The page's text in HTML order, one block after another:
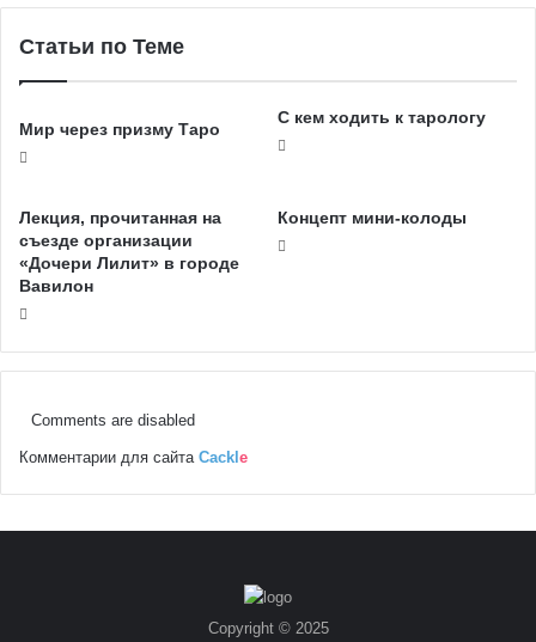
Статьи по Теме
Мир через призму Таро
С кем ходить к тарологу
Лекция, прочитанная на
съезде организации
«Дочери Лилит» в городе
Вавилон
Концепт мини-колоды
Comments are disabled
Комментарии для сайта Cackl e
Copyright © 2025